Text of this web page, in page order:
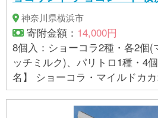
神奈川県横浜市
寄附金額： 14,000円
8個入：ショーコラ2種・各2個(
ッチミルク)、パリトロ1種・4個(スイ
名】 ショーコラ・マイルドカ
カオマス、砂糖、カカオバタ
麦粉、クリーム、バター、砂糖